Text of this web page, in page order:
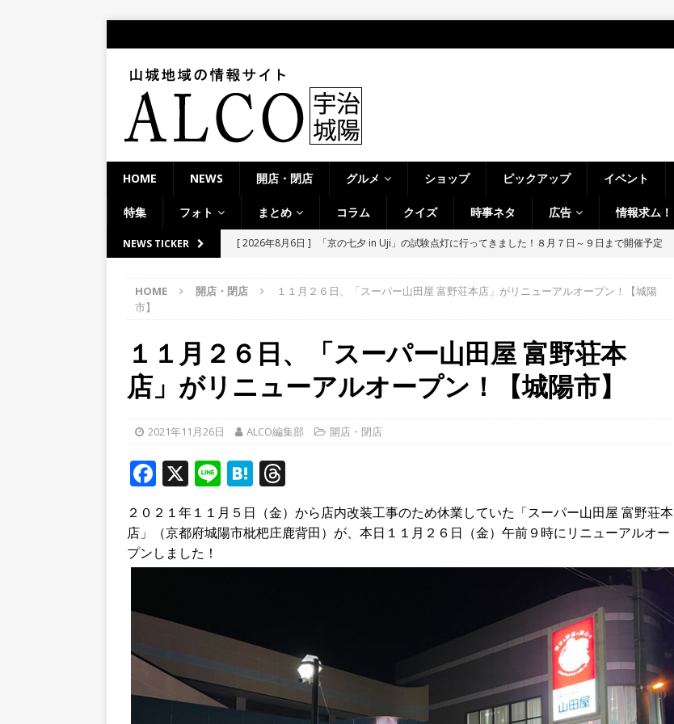
HOME NEWS 開店・閉店 グルメ ショップ ピックアップ イベント
特集 フォト まとめ コラム クイズ 時事ネタ 広告 情報求ム！
NEWS TICKER [ 2026年8月6日 ]
8月8日～14日イベントまとめ！夏祭り、ライトアップ、グルメなどワイワイ盛
ト
／２０２６】
時事ネタ
[ 2026年8月4日 ] 石清水八幡宮の門前「やわた走井餅老舗」で、ひんやり美味しいかき氷「走井
[ 2026年8月6日 ]
８月３日、クマと思われる動物が確認。国道307号奥山田茶屋トンネルから甲賀
市に向かって約400mの農地【京都府宇治田原町】
[ 2026年8月6日 ]
【京都府宇治市／２０２６】
時事ネタ
HOME 開店・閉店
１１月２６日、「スーパー山田屋 富野荘本店」がリニューアルオープン！【城陽
市】
１１月２６日、「スーパー山田屋 富野荘本
店」がリニューアルオープン！【城陽市】
2021年11月26日 ALCO編集部 開店・閉店
F
a
c
e
b
o
X Li
n
e
H
at
e
n
a
h
r
e
a
２０２１年１１月５日（金）から店内改装工事のため休業していた「スーパー山田屋 富野荘本
店」（京都府城陽市枇杷庄鹿背田）が、本日１１月２６日（金）午前９時にリニューアルオー
プンしました！